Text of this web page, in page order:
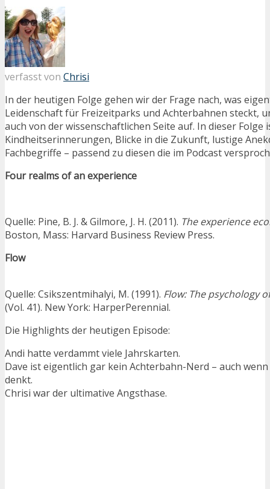
verfasst von Chrisi
In der heutigen Folge gehen wir der Frage nach, was
Leidenschaft für Freizeitparks und Achterbahnen steckt,
auch von der wissenschaftlichen Seite auf. In dieser Folge
Kindheitserinnerungen, Blicke in die Zukunft, lustige
Fachbegriffe – passend zu diesen die im Podcast
Four realms of an experience
Quelle: Pine, B. J. & Gilmore, J. H. (2011). The experience
Boston, Mass: Harvard Business Review Press.
Flow
Quelle: Csikszentmihalyi, M. (1991). Flow: The psychology
(Vol. 41). New York: HarperPerennial.
Die Highlights der heutigen Episode:
Andi hatte verdammt viele Jahrskarten.
Dave ist eigentlich gar kein Achterbahn-Nerd – auch wenn
denkt.
Chrisi war der ultimative Angsthase.